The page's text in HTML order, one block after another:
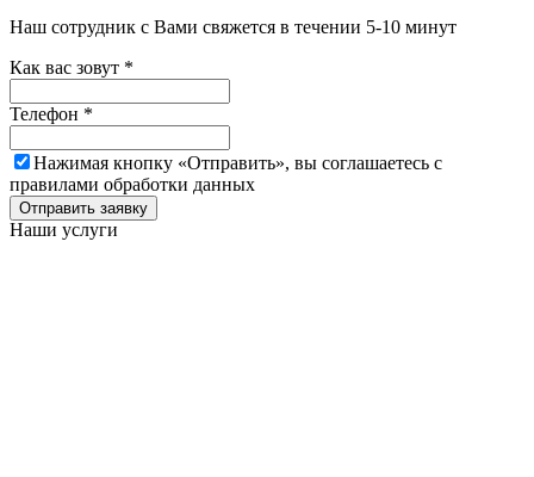
Наш сотрудник с Вами свяжется в течении 5-10 минут
Как вас зовут *
Телефон *
Нажимая кнопку «Отправить», вы соглашаетесь c
правилами обработки данных
Отправить заявку
Наши услуги